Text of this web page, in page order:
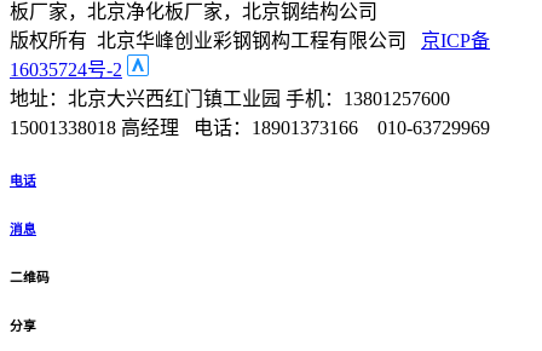
板厂家，北京净化板厂家，北京钢结构公司
版权所有 北京华峰创业彩钢钢构工程有限公司 京ICP备
16035724号-2
地址：北京大兴西红门镇工业园 手机：13801257600
15001338018 高经理 电话：18901373166 010-63729969
电话
消息
二维码
分享